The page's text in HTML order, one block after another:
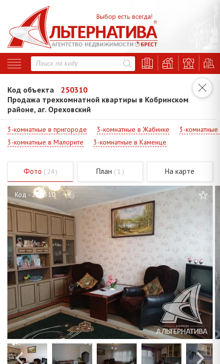
Код объекта
250310
Продажа трехкомнатной квартиры в Кобринском
районе, аг. Ореховский
3-комнатные в пригороде 3-комнатные в Жабинке
3-
3-комнатные в Малорите
3-комнатные в Каменце
Фото ( 24 ) План ( 1 ) На карте
Код - 250310